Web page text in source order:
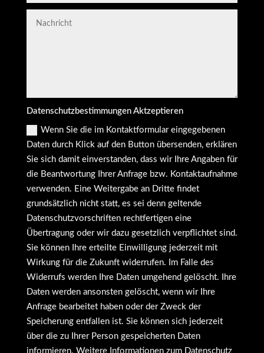
Datenschutzbestimmungen Aktzeptieren
Wenn Sie die im Kontaktformular eingegebenen
Daten durch Klick auf den Button übersenden, erklären
Sie sich damit einverstanden, dass wir Ihre Angaben für
die Beantwortung Ihrer Anfrage bzw. Kontaktaufnahme
verwenden. Eine Weitergabe an Dritte findet
grundsätzlich nicht statt, es sei denn geltende
Datenschutzvorschriften rechtfertigen eine
Übertragung oder wir dazu gesetzlich verpflichtet sind.
Sie können Ihre erteilte Einwilligung jederzeit mit
Wirkung für die Zukunft widerrufen. Im Falle des
Widerrufs werden Ihre Daten umgehend gelöscht. Ihre
Daten werden ansonsten gelöscht, wenn wir Ihre
Anfrage bearbeitet haben oder der Zweck der
Speicherung entfallen ist. Sie können sich jederzeit
über die zu Ihrer Person gespeicherten Daten
informieren. Weitere Informationen zum Datenschutz